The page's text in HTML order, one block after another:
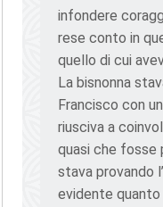
infondere
rese conto in
quello di cui
La bisnonna
Francisco con
riusciva a
quasi che fosse
stava provando
evidente quanto